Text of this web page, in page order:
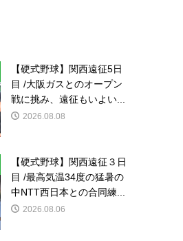
【硬式野球】関西遠征5日
目 /大阪ガスとのオープン
戦に挑み、遠征もいよい...
2026.08.08
【硬式野球】関西遠征３日
目 /最高気温34度の猛暑の
中NTT西日本との合同練...
2026.08.06